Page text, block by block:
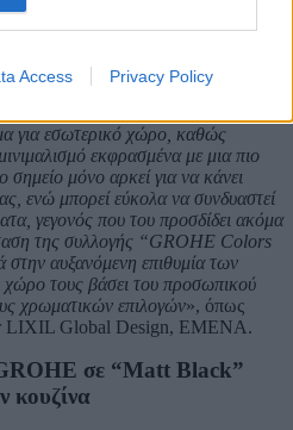
Access Privacy Policy
την πιο πρόσφατη προσθήκη της
μοντέρνα και υψηλή αισθητική για
για εσωτερικό χώρο, καθώς
εκφρασμένα με μια πιο
μόνο αρκεί για να κάνει
ενώ μπορεί εύκολα να συνδυαστεί
γεγονός που του προσδίδει ακόμα
της συλλογής “GROHE Colors
αυξανόμενη επιθυμία των
τους βάσει του προσωπικού
χρωματικών επιλογών», όπως
LIXIL Global Design, EMENA.
σε “Matt Black”
κουζίνα